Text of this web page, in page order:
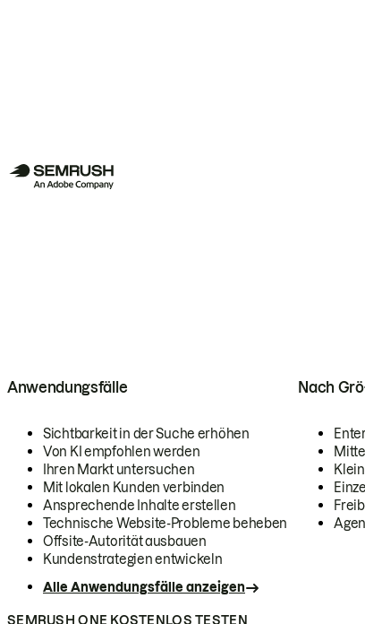
Anwendungsfälle
Sichtbarkeit in der Suche erhöhen
Von KI empfohlen werden
Ihren Markt untersuchen
Mit lokalen Kunden verbinden
Ansprechende Inhalte erstellen
Technische Website-Probleme beheben
Offsite-Autorität ausbauen
Kundenstrategien entwickeln
Alle Anwendungsfälle anzeigen
Nach
SEMRUSH ONE KOSTENLOS TESTEN